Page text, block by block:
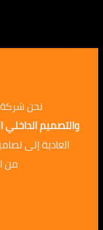
نحن شركة كويتية
الداخلي العصري،
إلى تصاميم تنبض
من الخبراء في